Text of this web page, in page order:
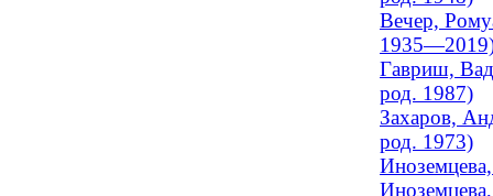
Вечер,
Гавриш,
род. 1987)
Захаров,
род. 1973)